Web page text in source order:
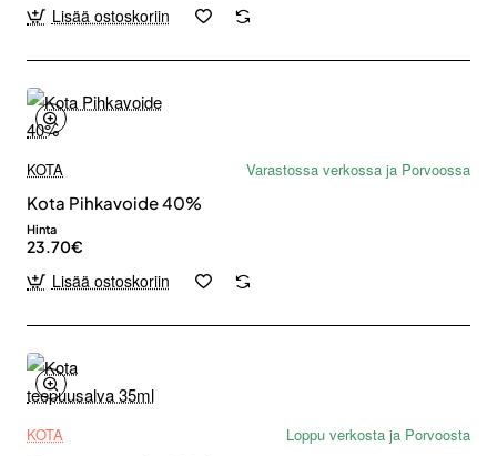
Lisää ostoskoriin
KOTA
Varastossa verkossa ja Porvoossa
Kota Pihkavoide 40%
Hinta
23.70€
Lisää ostoskoriin
KOTA
Loppu verkosta ja Porvoosta